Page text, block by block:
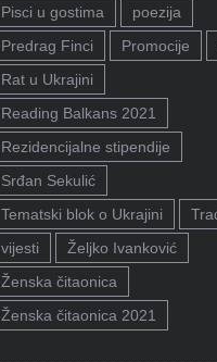
Pisci u gostima
poezija
Predrag Finci
Promocije
Rat u Ukrajini
Reading Balkans 2021
Rezidencijalne stipendije
Srđan Sekulić
Tematski blok o Ukrajini
vijesti
Željko Ivanković
Ženska čitaonica
Ženska čitaonica 2021